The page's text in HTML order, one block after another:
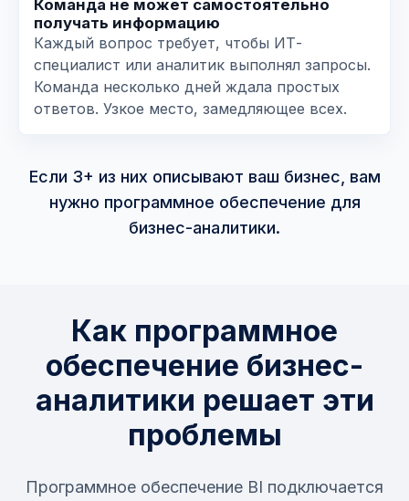
Команда не может самостоятельно
получать информацию
Каждый вопрос требует, чтобы ИТ-
специалист или аналитик выполнял запросы.
Команда несколько дней ждала простых
ответов. Узкое место, замедляющее всех.
Если 3+ из них описывают ваш бизнес, вам
нужно программное обеспечение для
бизнес-аналитики.
Как программное
обеспечение бизнес-
аналитики решает эти
проблемы
Программное обеспечение BI подключается